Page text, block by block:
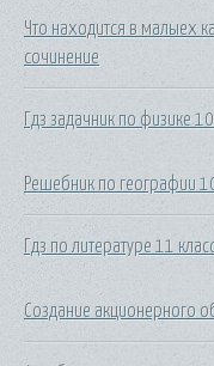
Что находится в малыех
сочинение
Гдз задачник по физике
Решебник по географии
Гдз по литературе 11
Создание акционерного